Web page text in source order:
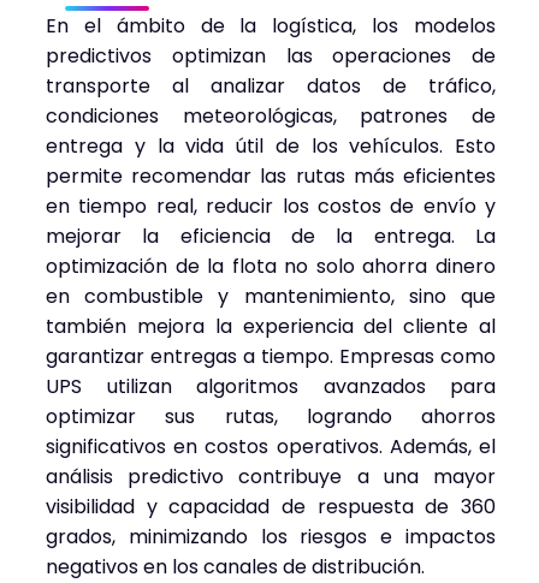
En el ámbito de la logística, los modelos
predictivos optimizan las operaciones de
transporte al analizar datos de tráfico,
condiciones meteorológicas, patrones de
entrega y la vida útil de los vehículos. Esto
permite recomendar las rutas más eficientes
en tiempo real, reducir los costos de envío y
mejorar la eficiencia de la entrega. La
optimización de la flota no solo ahorra dinero
en combustible y mantenimiento, sino que
también mejora la experiencia del cliente al
garantizar entregas a tiempo. Empresas como
UPS utilizan algoritmos avanzados para
optimizar sus rutas, logrando ahorros
significativos en costos operativos. Además, el
análisis predictivo contribuye a una mayor
visibilidad y capacidad de respuesta de 360
grados, minimizando los riesgos e impactos
negativos en los canales de distribución.